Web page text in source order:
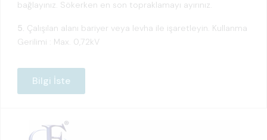
bağlayınız. Sökerken en son topraklamayı ayırınız.
5. Çalışılan alanı bariyer veya levha ile işaretleyin. Kullanma
Gerilimi : Max. 0,72kV
Bilgi İste